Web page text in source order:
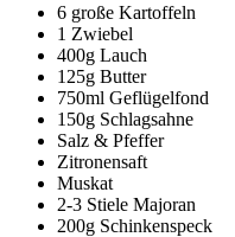
6 große Kartoffeln
1 Zwiebel
400g Lauch
125g Butter
750ml Geflügelfond
150g Schlagsahne
Salz & Pfeffer
Zitronensaft
Muskat
2-3 Stiele Majoran
200g Schinkenspeck